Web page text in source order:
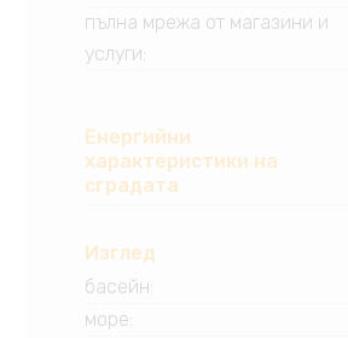
пълна мрежа от магазини и
услуги:
Енергийни
характеристики на
сградата
Изглед
басейн:
море: